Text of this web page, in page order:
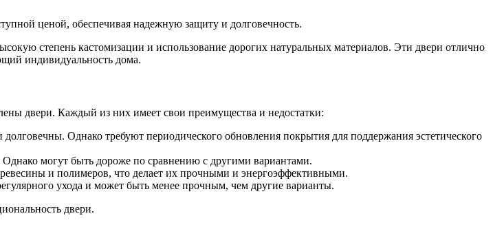
ценой, обеспечивая надежную защиту и долговечность.
степень кастомизации и использование дорогих натуральных материалов. Эти двери отлично
индивидуальность дома.
двери. Каждый из них имеет свои преимущества и недостатки:
Однако требуют периодического обновления покрытия для поддержания эстетического
могут быть дороже по сравнению с другими вариантами.
и полимеров, что делает их прочными и энергоэффективными.
ухода и может быть менее прочным, чем другие варианты.
двери.